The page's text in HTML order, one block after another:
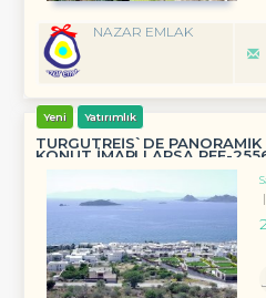
NAZAR EMLAK
Yeni Yatırımlık
TURGUTREIS`DE
KONUT İMARLI ARSA REF-